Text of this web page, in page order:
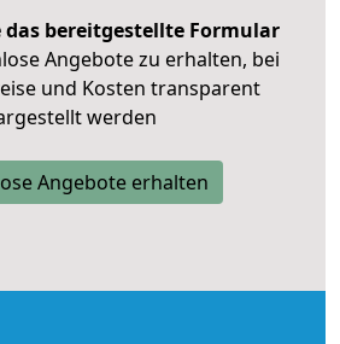
bereitgestellte Formular
Angebote zu erhalten, bei
und Kosten transparent
werden
Angebote erhalten